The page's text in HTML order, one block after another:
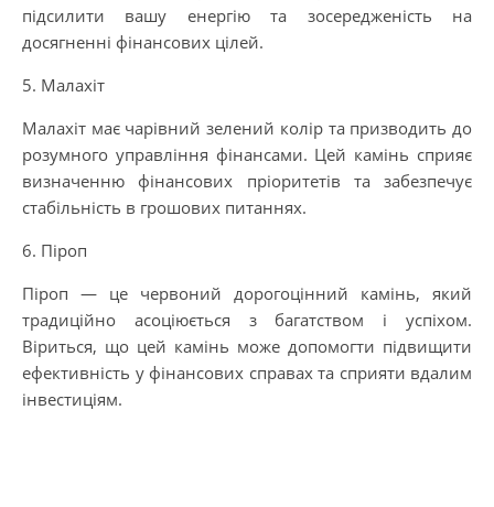
підсилити вашу енергію та зосередженість на
досягненні фінансових цілей.
5. Малахіт
Малахіт має чарівний зелений колір та призводить до
розумного управління фінансами. Цей камінь сприяє
визначенню фінансових пріоритетів та забезпечує
стабільність в грошових питаннях.
6. Піроп
Піроп — це червоний дорогоцінний камінь, який
традиційно асоціюється з багатством і успіхом.
Віриться, що цей камінь може допомогти підвищити
ефективність у фінансових справах та сприяти вдалим
інвестиціям.